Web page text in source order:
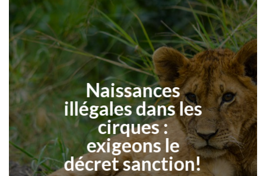
Naissances
illégales dans les
cirques :
exigeons le
décret sanction!